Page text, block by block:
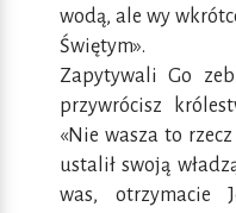
wodą, ale wy
Świętym».
Zapytywali Go
przywrócisz
«Nie wasza to
ustalił swoją
was, otrzymacie